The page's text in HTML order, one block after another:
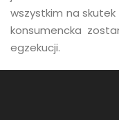
wszystkim na skutek
konsumencka
egzekucji.